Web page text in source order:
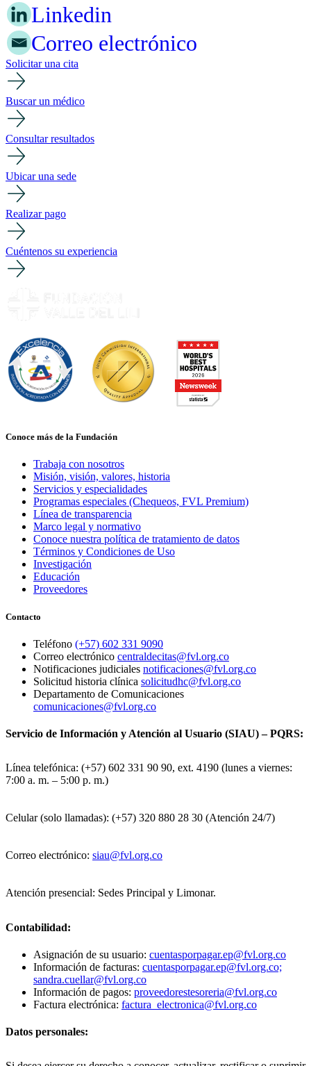
Linkedin
Correo electrónico
Solicitar una cita
Buscar un médico
Consultar resultados
Ubicar una sede
Realizar pago
Cuéntenos su experiencia
Conoce más de la Fundación
Trabaja con nosotros
Misión, visión, valores, historia
Servicios y especialidades
Programas especiales (Chequeos, FVL Premium)
Línea de transparencia
Marco legal y normativo
Conoce nuestra política de tratamiento de datos
Términos y Condiciones de Uso
Investigación
Educación
Proveedores
Contacto
Teléfono (+57) 602 331 9090
Correo electrónico centraldecitas@fvl.org.co
Notificaciones judiciales notificaciones@fvl.org.co
Solicitud historia clínica solicitudhc@fvl.org.co
Departamento de Comunicaciones
comunicaciones@fvl.org.co
Servicio de Información y Atención al Usuario (SIAU) – PQRS:
Línea telefónica: (+57) 602 331 90 90, ext. 4190 (lunes a viernes:
7:00 a. m. – 5:00 p. m.)
Celular (solo llamadas): (+57) 320 880 28 30 (Atención 24/7)
Correo electrónico: siau@fvl.org.co
Atención presencial: Sedes Principal y Limonar.
Contabilidad:
Asignación de su usuario: cuentasporpagar.ep@fvl.org.co
Información de facturas: cuentasporpagar.ep@fvl.org.co;
sandra.cuellar@fvl.org.co
Información de pagos: proveedorestesoreria@fvl.org.co
Factura electrónica: factura_electronica@fvl.org.co
Datos personales: